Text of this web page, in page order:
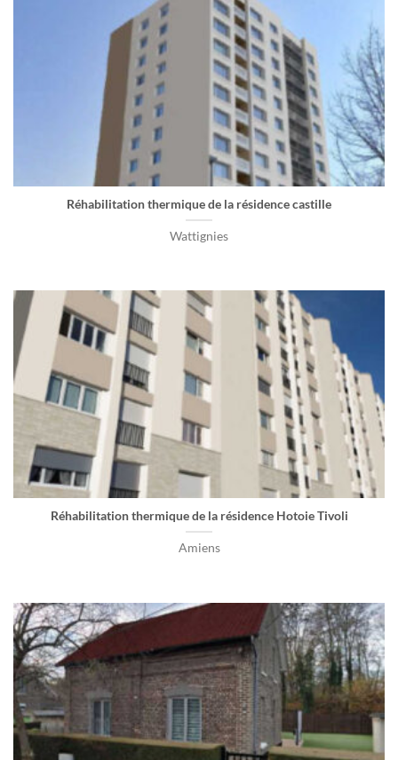
Réhabilitation thermique de la résidence castille
Wattignies
Réhabilitation thermique de la résidence Hotoie Tivoli
Amiens